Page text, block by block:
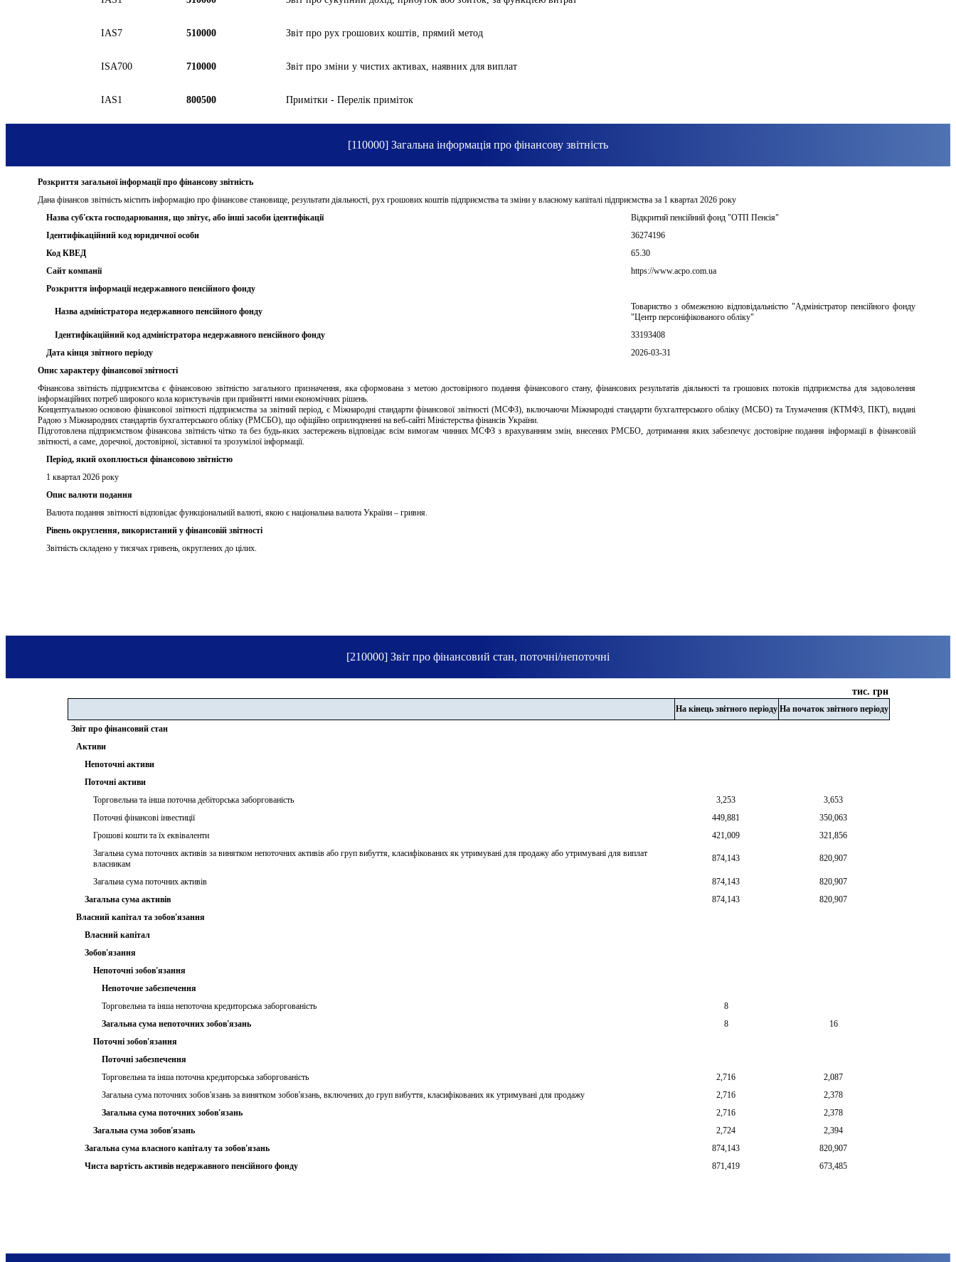
IAS7 510000 Звіт про рух грошових коштів, прямий метод
ISA700 710000 Звіт про зміни у чистих активах, наявних для виплат
IAS1 800500 Примітки - Перелік приміток
[110000] Загальна інформація про фінансову звітність
Розкриття загальної інформації про фінансову звітність
Дана фінансов звітність містить інформацію про фінансове становище, результати діяльності, рух грошових коштів підприємства та зміни у власному капіталі підприємства за 1 квартал 2026 року
Назва суб'єкта господарювання, що звітує, або інші засоби ідентифікації
Відкритий пенсійний фонд "ОТП Пенсія"
Ідентифікаційний код юридичної особи
36274196
Код КВЕД
65.30
Сайт компанії
https://www.acpo.com.ua
Розкриття інформації недержавного пенсійного фонду
Назва адміністратора недержавного пенсійного фонду
Товариство з обмеженою відповідальністю "Адміністратор пенсійного фонду
"Центр персоніфікованого обліку"
Ідентифікаційний код адміністратора недержавного пенсійного фонду
33193408
Дата кінця звітного періоду
2026-03-31
Опис характеру фінансової звітності
Фінансова звітність підприємтсва є фінансовою звітністю загального призначення, яка сформована з метою достовірного подання фінансового стану, фінансових результатів діяльності та грошових потоків підприємства для задоволення
інформаційних потреб широкого кола користувачів при прийнятті ними економічних рішень.
Концептуальною основою фінансової звітності підприємства за звітний період, є Міжнародні стандарти фінансової звітності (МСФЗ), включаючи Міжнародні стандарти бухгалтерського обліку (МСБО) та Тлумачення (КТМФЗ, ПКТ), видані
Радою з Міжнародних стандартів бухгалтерського обліку (РМСБО), що офіційно оприлюдненні на веб-сайті Міністерства фінансів України.
Підготовлена підприємством фінансова звітність чітко та без будь-яких застережень відповідає всім вимогам чинних МСФЗ з врахуванням змін, внесених РМСБО, дотримання яких забезпечує достовірне подання інформації в фінансовій
звітності, а саме, доречної, достовірної, зіставної та зрозумілої інформації.
Період, який охоплюється фінансовою звітністю
1 квартал 2026 року
Опис валюти подання
Валюта подання звітності відповідає функціональній валюті, якою є національна валюта України – гривня.
Рівень округлення, використаний у фінансовій звітності
Звітність складено у тисячах гривень, округлених до цілих.
[210000] Звіт про фінансовий стан, поточні/непоточні
тис. грн
На кінець звітного періоду На початок звітного періоду
Звіт про фінансовий стан
Активи
Непоточні активи
Поточні активи
Торговельна та інша поточна дебіторська заборгованість
3,253
3,653
Поточні фінансові інвестиції
449,881
350,063
Грошові кошти та їх еквіваленти
421,009
321,856
Загальна сума поточних активів за винятком непоточних активів або груп вибуття, класифікованих як утримувані для продажу або утримувані для виплат
власникам
874,143 820,907
Загальна сума поточних активів 874,143
820,907
Загальна сума активів
874,143
820,907
Власний капітал та зобов'язання
Власний капітал
Зобов'язання
Непоточні зобов'язання
Непоточне забезпечення
Торговельна та інша непоточна кредиторська заборгованість
8
Загальна сума непоточних зобов'язань
8
16
Поточні зобов'язання
Поточні забезпечення
Торговельна та інша поточна кредиторська заборгованість
2,716
2,087
Загальна сума поточних зобов'язань за винятком зобов'язань, включених до груп вибуття, класифікованих як утримувані для продажу
2,716
2,378
Загальна сума поточних зобов'язань
2,716
2,378
Загальна сума зобов'язань
2,724
2,394
Загальна сума власного капіталу та зобов'язань
874,143
820,907
Чиста вартість активів недержавного пенсійного фонду
871,419 673,485